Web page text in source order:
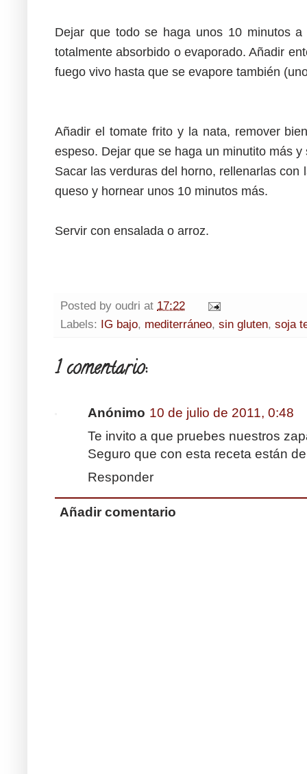
Dejar que todo se haga unos 10 minutos
totalmente absorbido o evaporado. Añadir
fuego vivo hasta que se evapore también
Añadir el tomate frito y la nata, remover
espeso. Dejar que se haga un minutito más y
Sacar las verduras del horno, rellenarlas
queso y hornear unos 10 minutos más.
Servir con ensalada o arroz.
Posted by oudri at 17:22
Labels: IG bajo, mediterráneo, sin gluten, soja
1 comentario:
Anónimo 10 de julio de 2011, 0:48
Te invito a que pruebes nuestros
Seguro que con esta receta están
Responder
Añadir comentario